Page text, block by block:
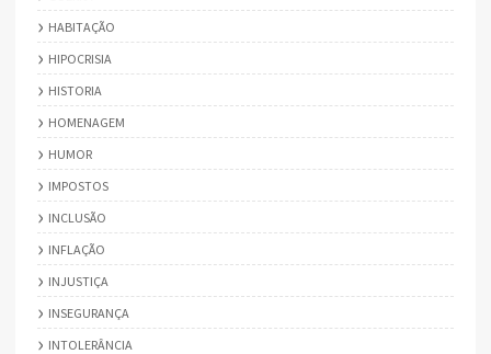
HABITAÇÃO
HIPOCRISIA
HISTORIA
HOMENAGEM
HUMOR
IMPOSTOS
INCLUSÃO
INFLAÇÃO
INJUSTIÇA
INSEGURANÇA
INTOLERÂNCIA